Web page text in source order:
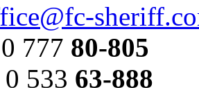
777 80-805
533 63-888